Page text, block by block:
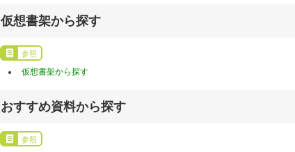
仮想書架から探す
参照
仮想書架から探す
おすすめ資料から探す
参照